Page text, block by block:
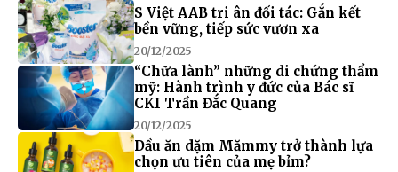
S Việt AAB tri ân đối tác: Gắn kết
bền vững, tiếp sức vươn xa
20/12/2025
“Chữa lành” những di chứng thẩm
mỹ: Hành trình y đức của Bác sĩ
CKI Trần Đắc Quang
20/12/2025
Dầu ăn dặm Mămmy trở thành lựa
chọn ưu tiên của mẹ bỉm?